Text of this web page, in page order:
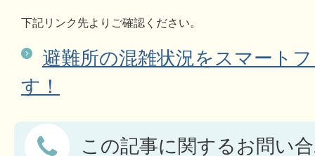
下記リンク先よりご確認ください。
避難所の混雑状況をスマート
す！
この記事に関するお問い